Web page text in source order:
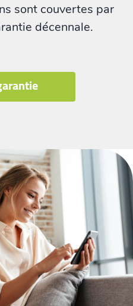
sont couvertes par
décennale.